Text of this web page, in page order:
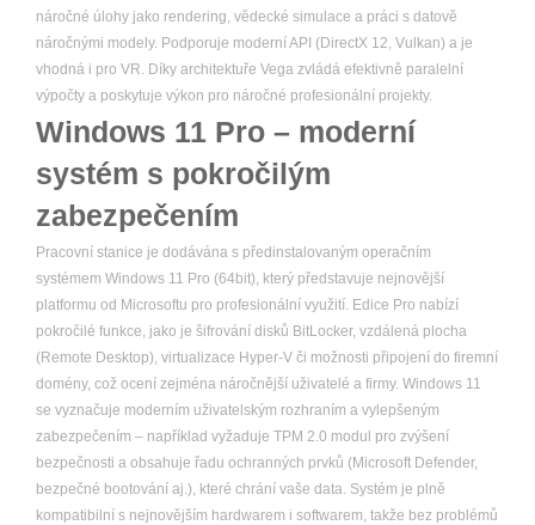
náročné úlohy jako rendering, vědecké simulace a práci s datově
náročnými modely. Podporuje moderní API (DirectX 12, Vulkan) a je
vhodná i pro VR. Díky architektuře Vega zvládá efektivně paralelní
výpočty a poskytuje výkon pro náročné profesionální projekty.
Windows 11 Pro – moderní
systém s pokročilým
zabezpečením
Pracovní stanice je dodávána s předinstalovaným operačním
systémem Windows 11 Pro (64bit), který představuje nejnovější
platformu od Microsoftu pro profesionální využití. Edice Pro nabízí
pokročilé funkce, jako je šifrování disků BitLocker, vzdálená plocha
(Remote Desktop), virtualizace Hyper-V či možnosti připojení do firemní
domény, což ocení zejména náročnější uživatelé a firmy. Windows 11
se vyznačuje moderním uživatelským rozhraním a vylepšeným
zabezpečením – například vyžaduje TPM 2.0 modul pro zvýšení
bezpečnosti a obsahuje řadu ochranných prvků (Microsoft Defender,
bezpečné bootování aj.), které chrání vaše data. Systém je plně
kompatibilní s nejnovějším hardwarem i softwarem, takže bez problémů